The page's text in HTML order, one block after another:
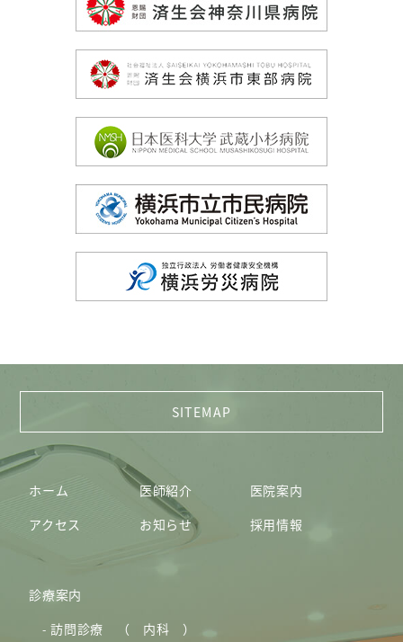
ホーム 医師紹介
医院案内
アクセス
お知らせ 採用情報
診療案内
訪問診療 （ 内科 ）